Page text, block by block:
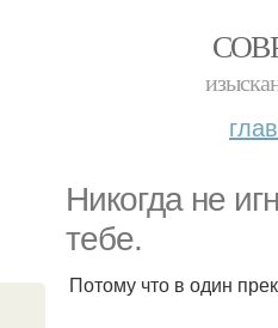
Никогда не
тебе.
Потому что в один